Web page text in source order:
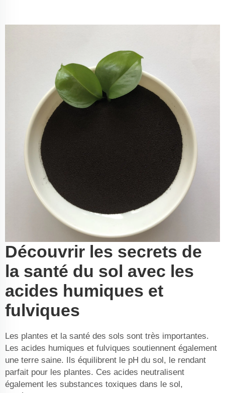
Découvrir les secrets de
la santé du sol avec les
acides humiques et
fulviques
Les plantes et la santé des sols sont très importantes.
Les acides humiques et fulviques soutiennent également
une terre saine. Ils équilibrent le pH du sol, le rendant
parfait pour les plantes. Ces acides neutralisent
également les substances toxiques dans le sol,